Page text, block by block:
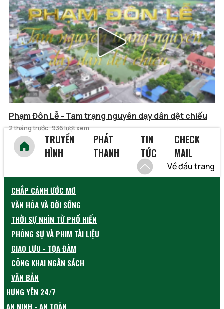
Phạm Đôn Lễ - Tam trạng nguyên dạy dân dệt chiếu
2 tháng trước 936 lượt xem
TRUYỀN
HÌNH
PHÁT
THANH
TIN
TỨC
CHECK
MAIL
Về đầu trang
CHẮP CÁNH ƯỚC MƠ
VĂN HÓA VÀ ĐỜI SỐNG
THỜI SỰ NHÌN TỪ PHỐ HIẾN
PHÓNG SỰ VÀ PHIM TÀI LIỆU
GIAO LƯU - TỌA ĐÀM
CÔNG KHAI NGÂN SÁCH
VĂN BẢN
HƯNG YÊN 24/7
AN NINH - AN TOÀN